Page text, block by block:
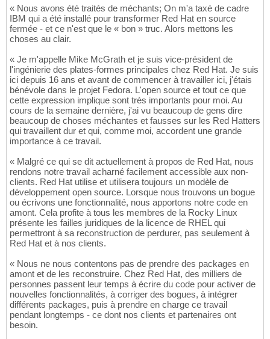
« Nous avons été traités de méchants; On m'a taxé de cadre
IBM qui a été installé pour transformer Red Hat en source
fermée - et ce n'est que le « bon » truc. Alors mettons les
choses au clair.
« Je m'appelle Mike McGrath et je suis vice-président de
l'ingénierie des plates-formes principales chez Red Hat. Je suis
ici depuis 16 ans et avant de commencer à travailler ici, j'étais
bénévole dans le projet Fedora. L'open source et tout ce que
cette expression implique sont très importants pour moi. Au
cours de la semaine dernière, j'ai vu beaucoup de gens dire
beaucoup de choses méchantes et fausses sur les Red Hatters
qui travaillent dur et qui, comme moi, accordent une grande
importance à ce travail.
« Malgré ce qui se dit actuellement à propos de Red Hat, nous
rendons notre travail acharné facilement accessible aux non-
clients. Red Hat utilise et utilisera toujours un modèle de
développement open source. Lorsque nous trouvons un bogue
ou écrivons une fonctionnalité, nous apportons notre code en
amont. Cela profite à tous les membres de la Rocky Linux
présente les failles juridiques de la licence de RHEL qui
permettront à sa reconstruction de perdurer, pas seulement à
Red Hat et à nos clients.
« Nous ne nous contentons pas de prendre des packages en
amont et de les reconstruire. Chez Red Hat, des milliers de
personnes passent leur temps à écrire du code pour activer de
nouvelles fonctionnalités, à corriger des bogues, à intégrer
différents packages, puis à prendre en charge ce travail
pendant longtemps - ce dont nos clients et partenaires ont
besoin.